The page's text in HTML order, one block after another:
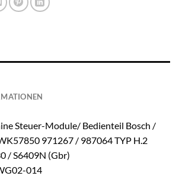
Steuer-Module/ Bedienteil Bosch /
971267 / 987064 TYP H.2
/ S6409N (Gbr)
014